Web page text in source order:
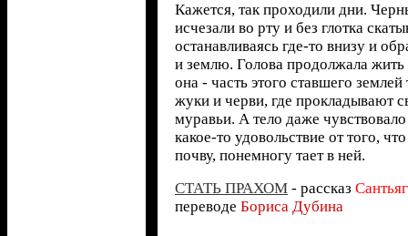
Кажется, так проходили дни.
исчезали во рту и без глотка
останавливаясь где-то внизу и
и землю. Голова продолжала жить
она - часть этого ставшего землей
жуки и черви, где прокладывают
муравьи. А тело даже чувствовало
какое-то удовольствие от того,
почву, понемногу тает в ней.
СТАТЬ ПРАХОМ - рассказ
переводе Бориса Дубина